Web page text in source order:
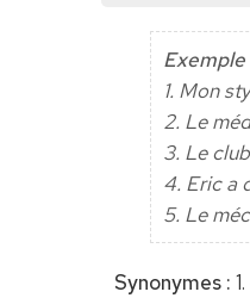
Exemple
1. Mon
2. Le
3. Le
4. Eric a
5. Le
Synonymes :